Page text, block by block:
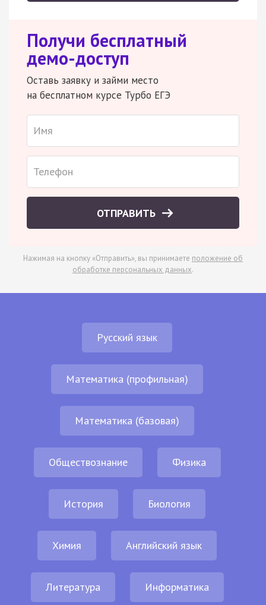
Получи бесплатный
демо-доступ
Оставь заявку и займи место
на бесплатном курсе Турбо ЕГЭ
ОТПРАВИТЬ
Нажимая на кнопку «Отправить», вы принимаете положение об
обработке персональных данных.
Русский язык
Математика (профильная)
Математика (базовая)
Обществознание Физика
История Биология
Химия Английский язык
Литература Информатика